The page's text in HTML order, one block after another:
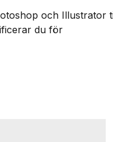
och Illustrator
du för